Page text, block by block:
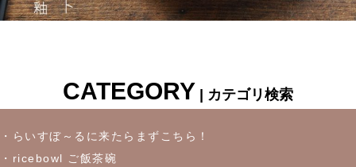
CATEGORY | カテゴリ検索
・らいすぼ～るに来たらまずこちら！
・ricebowl ご飯茶碗